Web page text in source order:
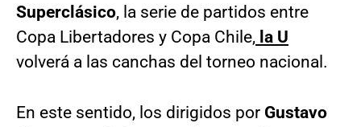
Superclásico, la serie de partidos entre
Copa Libertadores y Copa Chile, la U
volverá a las canchas del torneo nacional.
En este sentido, los dirigidos por Gustavo